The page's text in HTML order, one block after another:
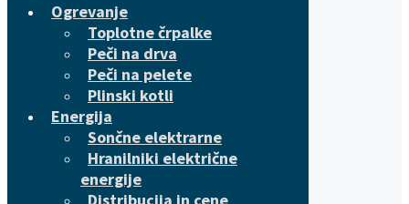
Ogrevanje
Toplotne črpalke
Peči na drva
Peči na pelete
Plinski kotli
Energija
Sončne elektrarne
Hranilniki električne
energije